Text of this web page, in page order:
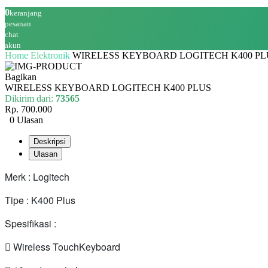
0keranjang
pesanan
chat
akun
Home Elektronik WIRELESS KEYBOARD LOGITECH K400
Bagikan
WIRELESS KEYBOARD LOGITECH K400 PLUS
Dikirim dari: 73565
Rp. 700.000
0 Ulasan
Deskripsi
Ulasan
Merk : Logitech
Tipe : K400 Plus
Spesifikasi :
 Wireless TouchKeyboard